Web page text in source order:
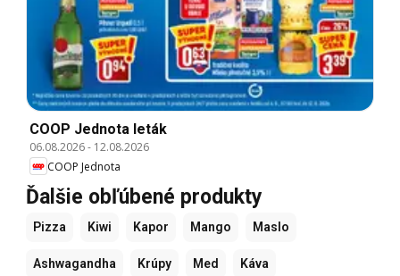
COOP Jednota leták
06.08.2026- 12.08.2026
COOP Jednota
Ďalšie obľúbené produkty
Pizza Kiwi Kapor Mango Maslo
Ashwagandha Krúpy Med Káva